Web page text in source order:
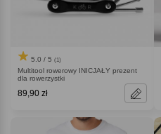
5.0 / 5 (1)
Multitool rowerowy INICJAŁY prezent
dla rowerzystki
89,90 zł